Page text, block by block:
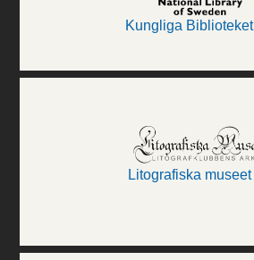
Kungliga Biblioteket
Litografiska museet